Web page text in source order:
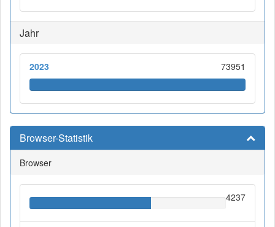
Jahr
2023 73951
Browser-Statistik
Browser
4237